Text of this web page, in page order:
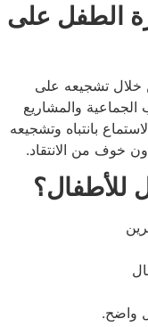
الطفل على
خلال تشجيعه على
الجماعية والمشاريع
بانتباه وتشجيعه
خوف من الانتقاد.
واضح.